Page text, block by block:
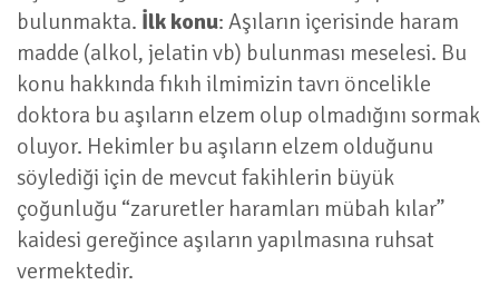
bulunmakta. İlk konu: Aşıların içerisinde haram
madde (alkol, jelatin vb) bulunması meselesi. Bu
konu hakkında fıkıh ilmimizin tavrı öncelikle
doktora bu aşıların elzem olup olmadığını sormak
oluyor. Hekimler bu aşıların elzem olduğunu
söylediği için de mevcut fakihlerin büyük
çoğunluğu “zaruretler haramları mübah kılar”
kaidesi gereğince aşıların yapılmasına ruhsat
vermektedir.